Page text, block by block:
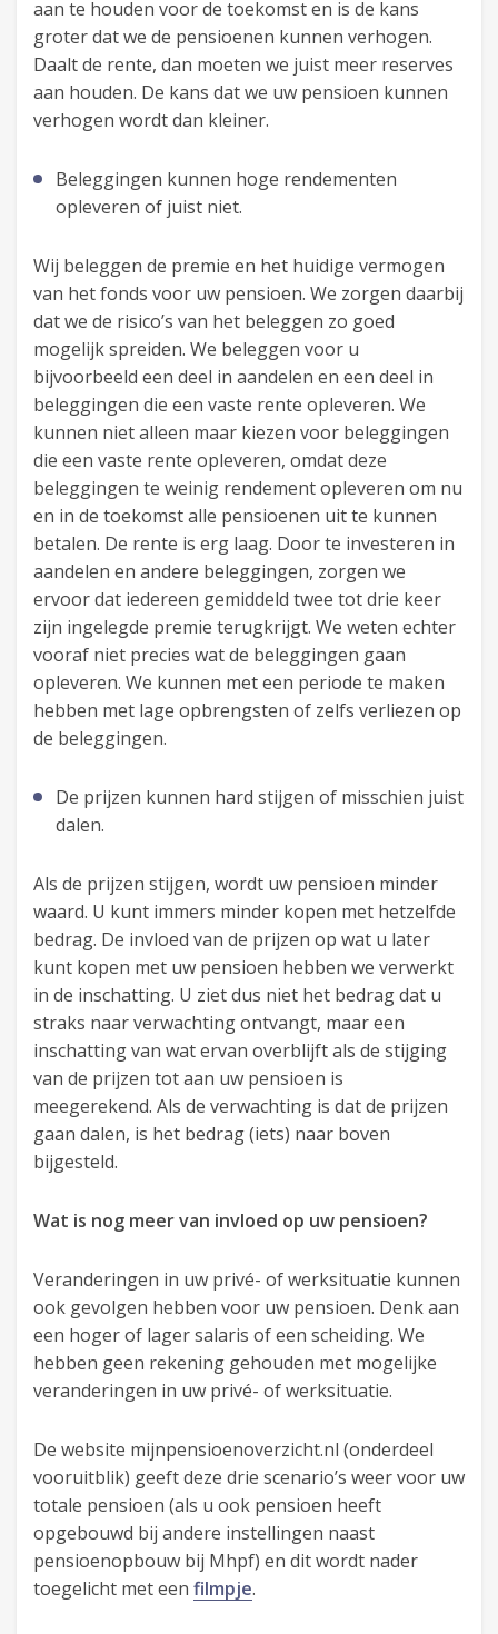
aan te houden voor de toekomst en is de kans
groter dat we de pensioenen kunnen verhogen.
Daalt de rente, dan moeten we juist meer reserves
aan houden. De kans dat we uw pensioen kunnen
verhogen wordt dan kleiner.
Beleggingen kunnen hoge rendementen
opleveren of juist niet.
Wij beleggen de premie en het huidige vermogen
van het fonds voor uw pensioen. We zorgen daarbij
dat we de risico’s van het beleggen zo goed
mogelijk spreiden. We beleggen voor u
bijvoorbeeld een deel in aandelen en een deel in
beleggingen die een vaste rente opleveren. We
kunnen niet alleen maar kiezen voor beleggingen
die een vaste rente opleveren, omdat deze
beleggingen te weinig rendement opleveren om nu
en in de toekomst alle pensioenen uit te kunnen
betalen. De rente is erg laag. Door te investeren in
aandelen en andere beleggingen, zorgen we
ervoor dat iedereen gemiddeld twee tot drie keer
zijn ingelegde premie terugkrijgt. We weten echter
vooraf niet precies wat de beleggingen gaan
opleveren. We kunnen met een periode te maken
hebben met lage opbrengsten of zelfs verliezen op
de beleggingen.
De prijzen kunnen hard stijgen of misschien juist
dalen.
Als de prijzen stijgen, wordt uw pensioen minder
waard. U kunt immers minder kopen met hetzelfde
bedrag. De invloed van de prijzen op wat u later
kunt kopen met uw pensioen hebben we verwerkt
in de inschatting. U ziet dus niet het bedrag dat u
straks naar verwachting ontvangt, maar een
inschatting van wat ervan overblijft als de stijging
van de prijzen tot aan uw pensioen is
meegerekend. Als de verwachting is dat de prijzen
gaan dalen, is het bedrag (iets) naar boven
bijgesteld.
Wat is nog meer van invloed op uw pensioen?
Veranderingen in uw privé- of werksituatie kunnen
ook gevolgen hebben voor uw pensioen. Denk aan
een hoger of lager salaris of een scheiding. We
hebben geen rekening gehouden met mogelijke
veranderingen in uw privé- of werksituatie.
De website mijnpensioenoverzicht.nl (onderdeel
vooruitblik) geeft deze drie scenario’s weer voor uw
totale pensioen (als u ook pensioen heeft
opgebouwd bij andere instellingen naast
pensioenopbouw bij Mhpf) en dit wordt nader
toegelicht met een filmpje.